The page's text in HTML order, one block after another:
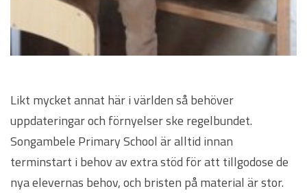
Likt mycket annat här i världen så behöver
uppdateringar och förnyelser ske regelbundet.
Songambele Primary School är alltid innan
terminstart i behov av extra stöd för att tillgodose de
nya elevernas behov, och bristen på material är stor.